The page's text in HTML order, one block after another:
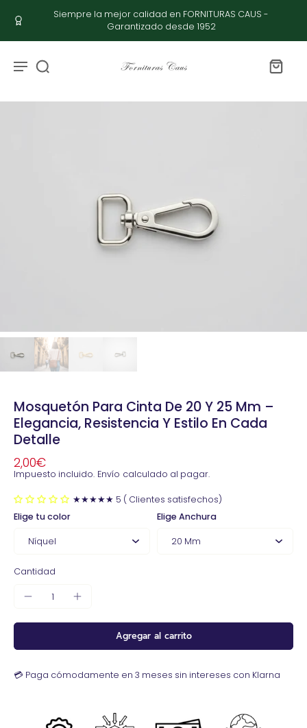
Siempre la mejor calidad en FORNITURAS CAUS -
Garantizado desde 1952
Mosquetón Para Cinta De 20 Y 25 Mm –
Elegancia, Resistencia Y Estilo En Cada
Detalle
2,00€
Impuesto incluido. Envío calculado al pagar.
★★★★★ 5 ( Clientes satisfechos)
Elige tu color
Elige Anchura
Cantidad
Agregar al carrito
💳 Paga cómodamente en 3 meses sin intereses con Klarna